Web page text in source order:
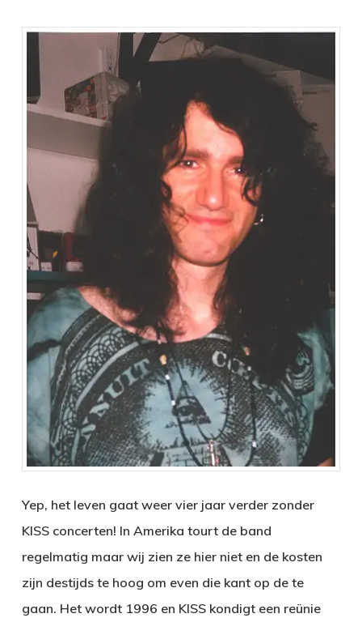
Yep, het leven gaat weer vier jaar verder zonder
KISS concerten! In Amerika tourt de band
regelmatig maar wij zien ze hier niet en de kosten
zijn destijds te hoog om even die kant op de te
gaan. Het wordt 1996 en KISS kondigt een reünie